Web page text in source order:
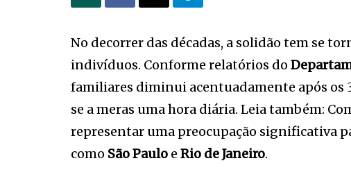
No decorrer das décadas, a solidão tem se
indivíduos. Conforme relatórios do
familiares diminui acentuadamente após os
se a meras uma hora diária. Leia também:
representar uma preocupação significativa
como São Paulo e Rio de Janeiro.